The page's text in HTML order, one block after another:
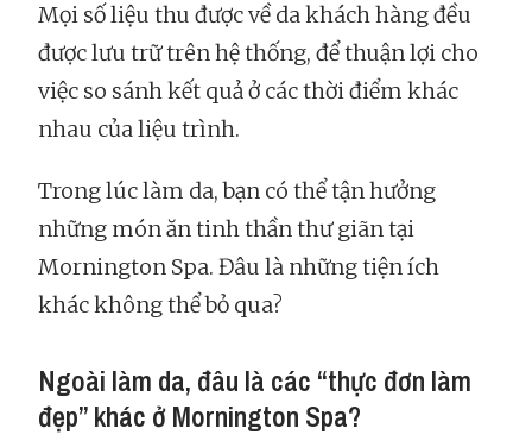
Mọi số liệu thu được về da khách hàng đều
được lưu trữ trên hệ thống, để thuận lợi cho
việc so sánh kết quả ở các thời điểm khác
nhau của liệu trình.
Trong lúc làm da, bạn có thể tận hưởng
những món ăn tinh thần thư giãn tại
Mornington Spa. Đâu là những tiện ích
khác không thể bỏ qua?
Ngoài làm da, đâu là các “thực đơn làm
đẹp” khác ở Mornington Spa?